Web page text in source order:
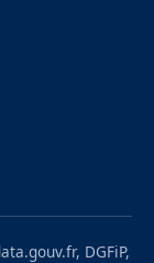
DGFiP,